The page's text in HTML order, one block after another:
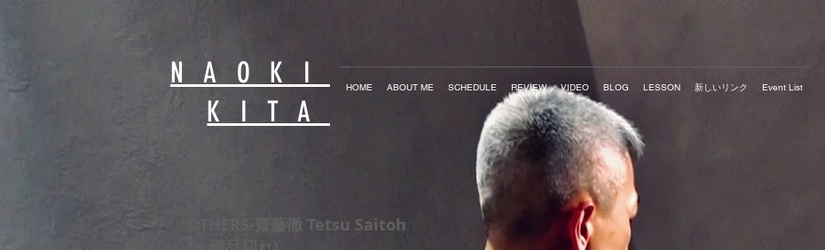
NAOKI
KITA
HOME ABOUT ME SCHEDULE REVIEW VIDEO BLOG LESSON 新しいリンク Event List
OTHERS-齋藤徹 Tetsu Saitoh